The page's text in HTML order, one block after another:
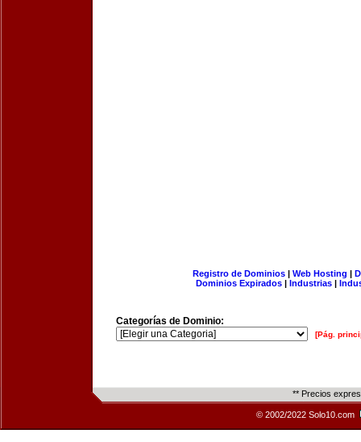
Registro de Dominios| Web Hosting |
Dominios Expirados | Industrias |
Categorías de Dominio:
[Pág.
** Precios
© 2002/2022 Solo10.com